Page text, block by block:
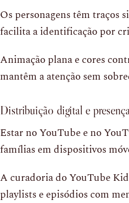
Os personagens têm traços
facilita a identificação por
Animação plana e cores
mantêm a atenção sem
Distribuição digital e
Estar no YouTube e no
famílias em dispositivos
A curadoria do YouTube
playlists e episódios com